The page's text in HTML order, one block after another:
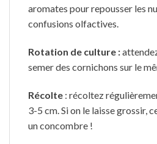
aromates pour repousser les
confusions olfactives.
Rotation de culture :
semer des cornichons sur le
Récolte : récoltez
3-5 cm. Si on le laisse grossir,
un concombre !